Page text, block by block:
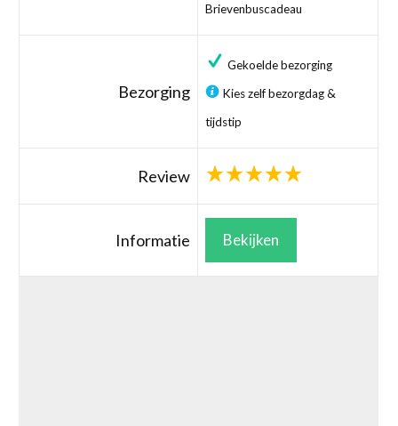
Brievenbuscadeau
Bezorging
Gekoelde bezorging
Kies zelf bezorgdag &
tijdstip
Review
Informatie Bekijken